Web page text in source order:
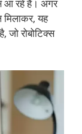
आ रहे हैं। अगर
यह
जो रोबोटिक्स